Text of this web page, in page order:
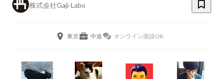
株式会社Gaji-Labo
東京 中途 オンライン面談OK